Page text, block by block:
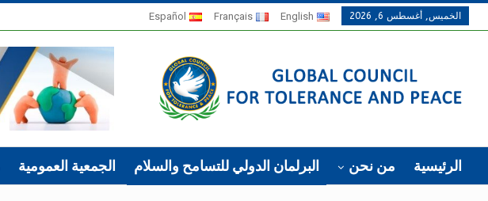
الخميس, أغسطس 6, 2026 English
Français
Español
الرئيسية من نحن البرلمان الدولي للتسامح والسلام الجمعية العمومية